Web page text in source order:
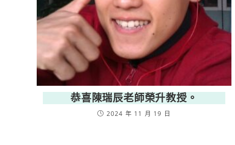
恭喜陳瑞辰老師榮升教授。
2024 年 11 月 19 日